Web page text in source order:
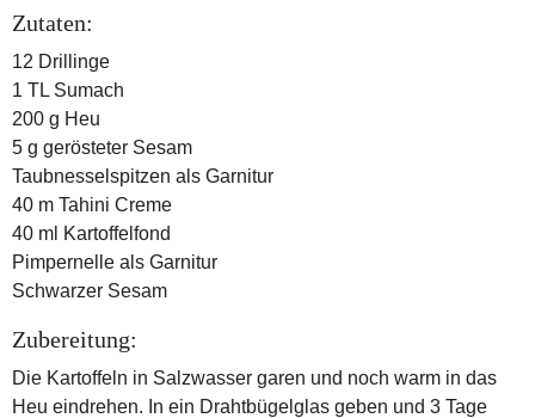
Zutaten:
12 Drillinge
1 TL Sumach
200 g Heu
5 g gerösteter Sesam
Taubnesselspitzen als Garnitur
40 m Tahini Creme
40 ml Kartoffelfond
Pimpernelle als Garnitur
Schwarzer Sesam
Zubereitung:
Die Kartoffeln in Salzwasser garen und noch warm in das
Heu eindrehen. In ein Drahtbügelglas geben und 3 Tage